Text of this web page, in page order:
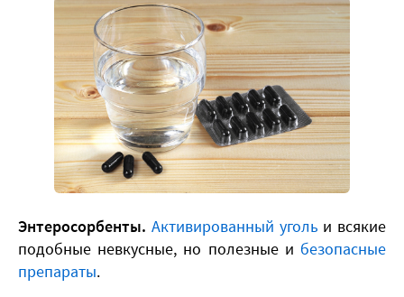
Энтеросорбенты. Активированный уголь и всякие
подобные невкусные, но полезные и безопасные
препараты.